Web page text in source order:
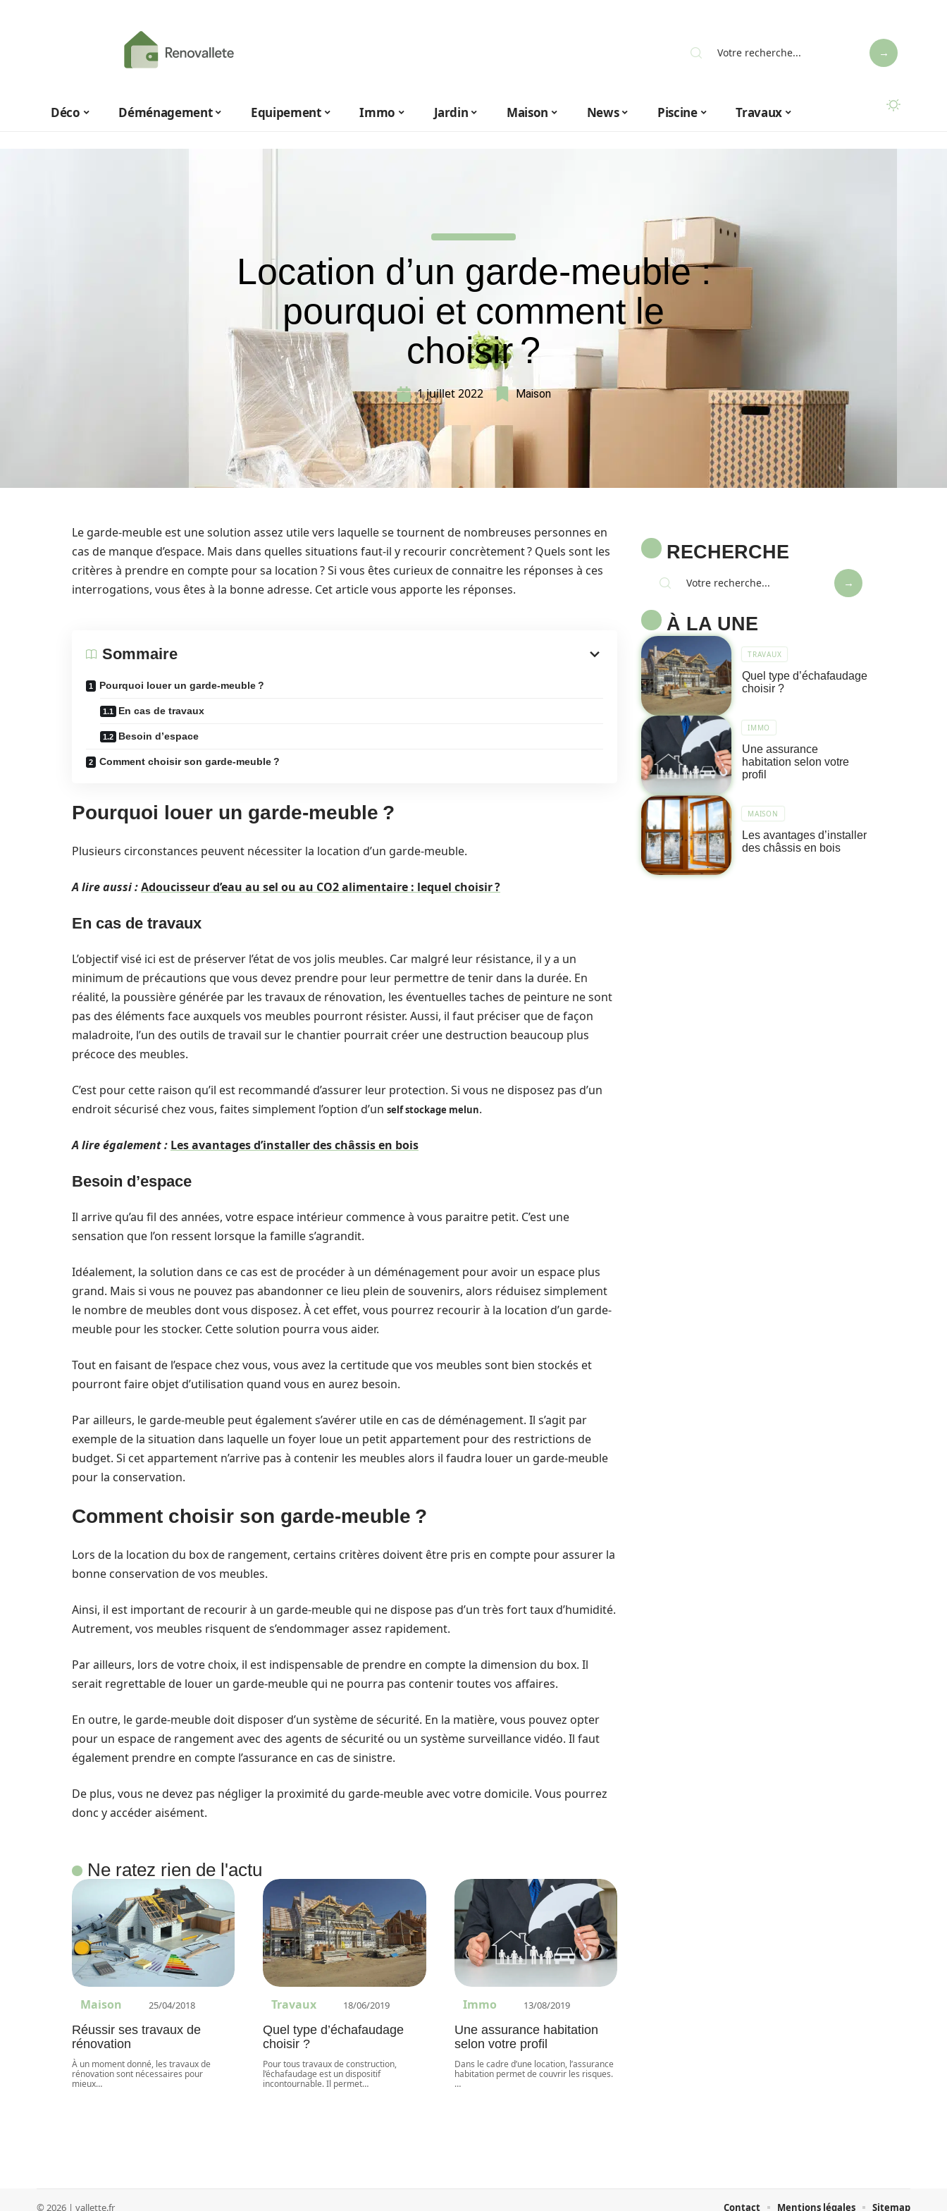
Déco Déménagement Equipement Immo Jardin Maison News Piscine Travaux
Location d’un garde-meuble :
pourquoi et comment le
choisir ?
1 juillet 2022 Maison
Le garde-meuble est une solution assez utile vers laquelle se tournent de nombreuses personnes en
cas de manque d’espace. Mais dans quelles situations faut-il y recourir concrètement ? Quels sont les
critères à prendre en compte pour sa location ? Si vous êtes curieux de connaitre les réponses à ces
interrogations, vous êtes à la bonne adresse. Cet article vous apporte les réponses.
Sommaire
Pourquoi louer un garde-meuble ?
En cas de travaux
Besoin d’espace
Comment choisir son garde-meuble ?
Pourquoi louer un garde-meuble ?
Plusieurs circonstances peuvent nécessiter la location d’un garde-meuble.
A lire aussi :Adoucisseur d’eau au sel ou au CO2 alimentaire : lequel choisir ?
En cas de travaux
L’objectif visé ici est de préserver l’état de vos jolis meubles. Car malgré leur résistance, il y a un
minimum de précautions que vous devez prendre pour leur permettre de tenir dans la durée. En
réalité, la poussière générée par les travaux de rénovation, les éventuelles taches de peinture ne sont
pas des éléments face auxquels vos meubles pourront résister. Aussi, il faut préciser que de façon
maladroite, l’un des outils de travail sur le chantier pourrait créer une destruction beaucoup plus
précoce des meubles.
C’est pour cette raison qu’il est recommandé d’assurer leur protection. Si vous ne disposez pas d’un
endroit sécurisé chez vous, faites simplement l’option d’un self stockage melun.
A lire également : Les avantages d’installer des châssis en bois
Besoin d’espace
Il arrive qu’au fil des années, votre espace intérieur commence à vous paraitre petit. C’est une
sensation que l’on ressent lorsque la famille s’agrandit.
Idéalement, la solution dans ce cas est de procéder à un déménagement pour avoir un espace plus
grand. Mais si vous ne pouvez pas abandonner ce lieu plein de souvenirs, alors réduisez simplement
le nombre de meubles dont vous disposez. À cet effet, vous pourrez recourir à la location d’un garde-
meuble pour les stocker. Cette solution pourra vous aider.
Tout en faisant de l’espace chez vous, vous avez la certitude que vos meubles sont bien stockés et
pourront faire objet d’utilisation quand vous en aurez besoin.
Par ailleurs, le garde-meuble peut également s’avérer utile en cas de déménagement. Il s’agit par
exemple de la situation dans laquelle un foyer loue un petit appartement pour des restrictions de
budget. Si cet appartement n’arrive pas à contenir les meubles alors il faudra louer un garde-meuble
pour la conservation.
Comment choisir son garde-meuble ?
Lors de la location du box de rangement, certains critères doivent être pris en compte pour assurer la
bonne conservation de vos meubles.
Ainsi, il est important de recourir à un garde-meuble qui ne dispose pas d’un très fort taux d’humidité.
Autrement, vos meubles risquent de s’endommager assez rapidement.
Par ailleurs, lors de votre choix, il est indispensable de prendre en compte la dimension du box. Il
serait regrettable de louer un garde-meuble qui ne pourra pas contenir toutes vos affaires.
En outre, le garde-meuble doit disposer d’un système de sécurité. En la matière, vous pouvez opter
pour un espace de rangement avec des agents de sécurité ou un système surveillance vidéo. Il faut
également prendre en compte l’assurance en cas de sinistre.
De plus, vous ne devez pas négliger la proximité du garde-meuble avec votre domicile. Vous pourrez
donc y accéder aisément.
Ne ratez rien de l'actu
Maison 25/04/2018
Réussir ses travaux de
rénovation
À un moment donné, les travaux de
rénovation sont nécessaires pour
mieux…
Travaux 18/06/2019
Quel type d’échafaudage
choisir ?
Pour tous travaux de construction,
l’échafaudage est un dispositif
incontournable. Il permet…
Immo 13/08/2019
Une assurance habitation
selon votre profil
Dans le cadre d’une location, l’assurance
habitation permet de couvrir les risques.
…
RECHERCHE
À LA UNE
TRAVAUX
Quel type d’échafaudage
choisir ?
IMMO
Une assurance
habitation selon votre
profil
MAISON
Les avantages d’installer
des châssis en bois
© 2026 | vallette.fr Contact Mentions légales Sitemap